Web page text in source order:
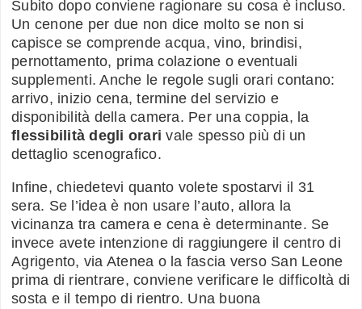
Subito dopo conviene ragionare su cosa è incluso.
Un cenone per due non dice molto se non si
capisce se comprende acqua, vino, brindisi,
pernottamento, prima colazione o eventuali
supplementi. Anche le regole sugli orari contano:
arrivo, inizio cena, termine del servizio e
disponibilità della camera. Per una coppia, la
flessibilità degli orari vale spesso più di un
dettaglio scenografico.
Infine, chiedetevi quanto volete spostarvi il 31
sera. Se l’idea è non usare l’auto, allora la
vicinanza tra camera e cena è determinante. Se
invece avete intenzione di raggiungere il centro di
Agrigento, via Atenea o la fascia verso San Leone
prima di rientrare, conviene verificare le difficoltà di
sosta e il tempo di rientro. Una buona